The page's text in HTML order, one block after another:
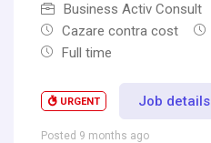
Business Activ Consult
Cazare contra cost
Full time
URGENT Job details
Posted 9 months ago